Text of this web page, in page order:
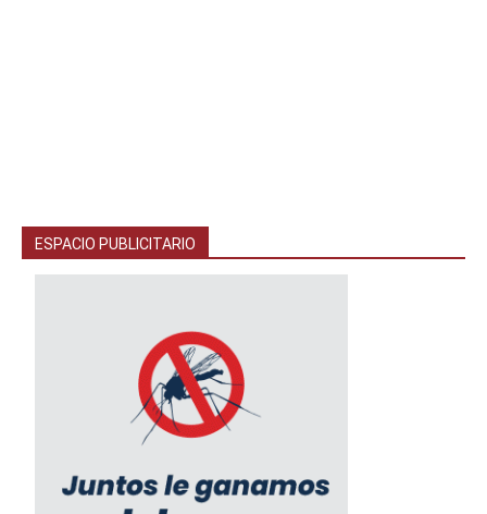
ESPACIO PUBLICITARIO